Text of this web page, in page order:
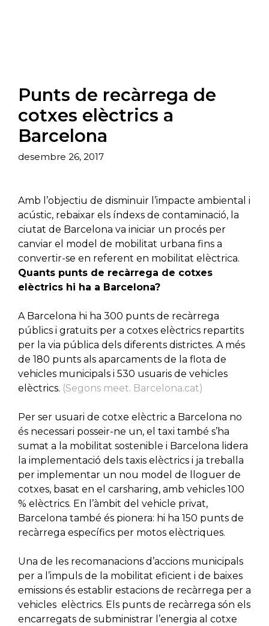
Punts de recàrrega de
cotxes elèctrics a
Barcelona
desembre 26, 2017
Amb l’objectiu de disminuir l’impacte ambiental i
acústic, rebaixar els índexs de contaminació, la
ciutat de Barcelona va iniciar un procés per
canviar el model de mobilitat urbana fins a
convertir-se en referent en mobilitat elèctrica.
Quants punts de recàrrega de cotxes
elèctrics hi ha a Barcelona?
A Barcelona hi ha 300 punts de recàrrega
públics i gratuïts per a cotxes elèctrics repartits
per la via pública dels diferents districtes. A més
de 180 punts als aparcaments de la flota de
vehicles municipals i 530 usuaris de vehicles
elèctrics. (Segons meet. Barcelona.cat)
Per ser usuari de cotxe elèctric a Barcelona no
és necessari posseir-ne un, el taxi també s’ha
sumat a la mobilitat sostenible i Barcelona lidera
la implementació dels taxis elèctrics i ja treballa
per implementar un nou model de lloguer de
cotxes, basat en el carsharing, amb vehicles 100
% elèctrics. En l’àmbit del vehicle privat,
Barcelona també és pionera: hi ha 150 punts de
recàrrega específics per motos elèctriques.
Una de les recomanacions d’accions municipals
per a l’impuls de la mobilitat eficient i de baixes
emissions és establir estacions de recàrrega per a
vehicles elèctrics. Els punts de recàrrega són els
encarregats de subministrar l’energia al cotxe